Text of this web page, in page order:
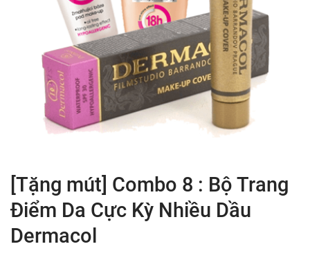
[Tặng mút] Combo 8 : Bộ Trang
Điểm Da Cực Kỳ Nhiều Dầu
Dermacol